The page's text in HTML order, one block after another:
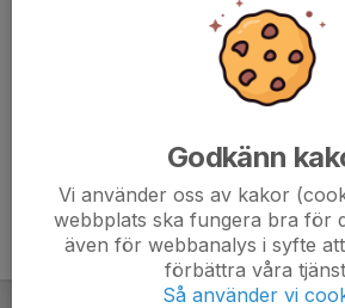
Godkänn
Vi använder oss av kakor
webbplats ska fungera bra för
även för webbanalys i syfte
förbättra våra
Så använder vi